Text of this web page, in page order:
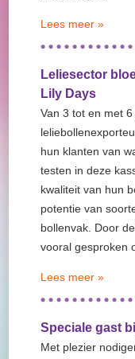
Lees meer »
Leliesector
Lily Days
Van 3 tot en met
hun klanten van
testen in deze
kwaliteit van hun
potentie van
bollenvak. Door
vooral gesproken
Lees meer »
Speciale gast
Met plezier